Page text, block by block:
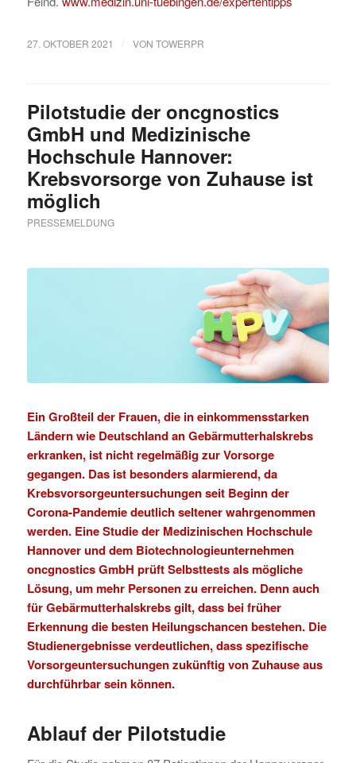
27. OKTOBER 2021 / VON TOWERPR
Pilotstudie der oncgnostics
GmbH und Medizinische
Hochschule Hannover:
Krebsvorsorge von Zuhause ist
möglich
PRESSEMELDUNG
Ein Großteil der Frauen, die in einkommensstarken
Ländern wie Deutschland an Gebärmutterhalskrebs
erkranken, ist nicht regelmäßig zur Vorsorge
gegangen. Das ist besonders alarmierend, da
Krebsvorsorgeuntersuchungen seit Beginn der
Corona-Pandemie deutlich seltener wahrgenommen
werden. EineStudieder Medizinischen Hochschule
Hannoverund dem Biotechnologieunternehmen
oncgnostics GmbH prüft Selbsttests als mögliche
Lösung, um mehr Personen zu erreichen. Denn auch
für Gebärmutterhalskrebs gilt, dass bei früher
Erkennung die besten Heilungschancen bestehen. Die
Studienergebnisse verdeutlichen, dass spezifische
Vorsorgeuntersuchungen zukünftig von Zuhause aus
durchführbar sein können.
Ablauf der Pilotstudie